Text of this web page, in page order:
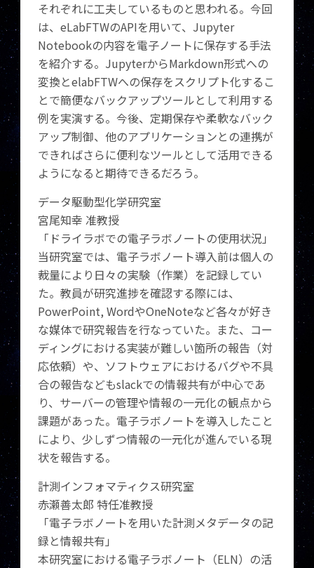
それぞれに工夫しているものと思われる。今回
は、eLabFTWのAPIを用いて、Jupyter
Notebookの内容を電子ノートに保存する手法
を紹介する。JupyterからMarkdown形式への
変換とelabFTWへの保存をスクリプト化するこ
とで簡便なバックアップツールとして利用する
例を実演する。今後、定期保存や柔軟なバック
アップ制御、他のアプリケーションとの連携が
できればさらに便利なツールとして活用できる
ようになると期待できるだろう。
データ駆動型化学研究室
宮尾知幸 准教授
「ドライラボでの電子ラボノートの使用状況」
当研究室では、電子ラボノート導入前は個人の
裁量により日々の実験（作業）を記録してい
た。教員が研究進捗を確認する際には、
PowerPoint, WordやOneNoteなど各々が好き
な媒体で研究報告を行なっていた。また、コー
ディングにおける実装が難しい箇所の報告（対
応依頼）や、ソフトウェアにおけるバグや不具
合の報告などもslackでの情報共有が中心であ
り、サーバーの管理や情報の一元化の観点から
課題があった。電子ラボノートを導入したこと
により、少しずつ情報の一元化が進んでいる現
状を報告する。
計測インフォマティクス研究室
赤瀬善太郎 特任准教授
「電子ラボノートを用いた計測メタデータの記
録と情報共有」
本研究室における電子ラボノート（ELN）の活